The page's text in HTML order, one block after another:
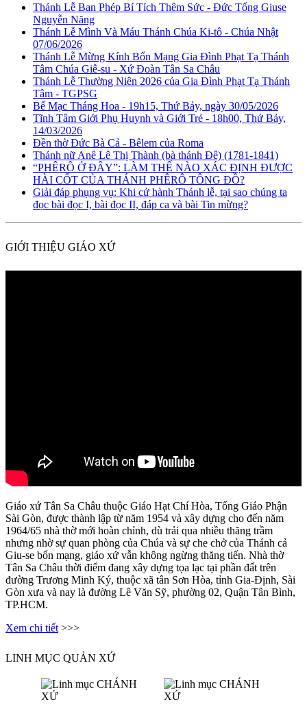
Thánh Lễ Ban Phép Bí Tích Thêm Sức - Đức Tổng Giuse
Nguyễn Năng
Thánh Lễ Mình Và Máu Thánh Chúa Ki-tô - Chúa Nhật
07/06/2026
Thánh Lễ Mừng Kính Bổn Mạng Gia Đình Phạt Tạ Thánh
Tâm Chúa Giê-su - Xứ Đoàn Tân Sa Châu
Thánh Lễ Thường Niên 2026 của Gia Đình Phạt Tạ Thánh
Tâm - TGPSG
Bế Mạc Tháng Hoa - 19h15, Thứ Bảy, ngày 30/05/2026
Tĩnh Tâm Giới Phụ Huynh và Giới Trẻ - 18h00, Thứ Bảy,
14/03/2026
Đền thờ Đức Bà Cả - Bêlem của Roma
Thánh nữ Anê Lê Thị Thành (bà thánh Đê) (1781-1841)
“PHÊRÔ Ở ĐÂY”: LÀM THẾ NÀO XÁC ĐỊNH ĐƯỢC
HÀI CỐT CỦA THÁNH PHÊRÔ TÔNG ĐỒ?
Giải đáp phụng vụ: Khi cử hành Thánh lễ, tại sao chúng ta
đọc bài đọc I, bài đọc II, đáp ca và bài Tin mừng?
GIỚI THIỆU GIÁO XỨ
Giáo xứ Tân Sa Châu thuộc Giáo Hạt Chí Hòa, Tổng Giáo Phận
Sài Gòn, được thành lập từ năm 1954 và xây dựng cho đến năm
1964/65 nhà thờ mới hoàn chỉnh, dù trải qua nhiều thăng trầm
nhưng nhờ sự quan phòng của Chúa và sự che chở của Thánh cả
Giu-se bổn mạng, giáo xứ vẫn không ngừng thăng tiến. Nhà thờ
Tân Sa Châu thời điểm đang xây dựng tọa lạc tại phần đất trên
đường Trương Minh Ký, thuộc xã tân Sơn Hòa, tỉnh Gia-Định, Sài
Gòn xưa và nay là đường Lê Văn Sỹ, phường 02, Quận Tân Bình,
TP.HCM.
Xem chi tiết >>>
LINH MỤC QUẢN XỨ